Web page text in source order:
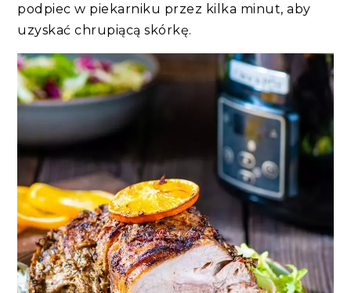
podpiec w piekarniku przez kilka minut, aby
uzyskać chrupiącą skórkę.